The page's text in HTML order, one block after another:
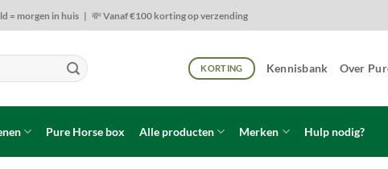
= morgen in huis | 💸 Vanaf €100 korting op verzending
KORTING Kennisbank Over
Pure Horse box Alle producten Merken Hulp nodig?